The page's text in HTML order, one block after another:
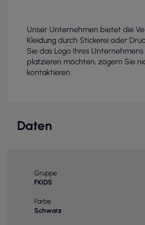
Unser Unternehmen bietet die
Kleidung durch Stickerei oder
Sie das Logo Ihres
platzieren möchten, zögern Sie
kontaktieren.
Daten
Gruppe
FKIDS
Farbe
Schwarz